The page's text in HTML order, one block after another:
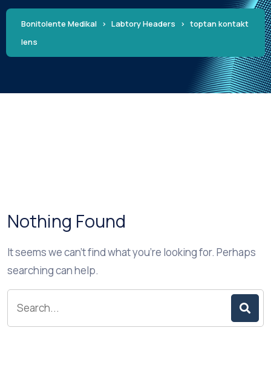
Bonitolente Medikal > Labtory Headers > toptan kontakt
lens
Nothing Found
It seems we can’t find what you’re looking for. Perhaps
searching can help.